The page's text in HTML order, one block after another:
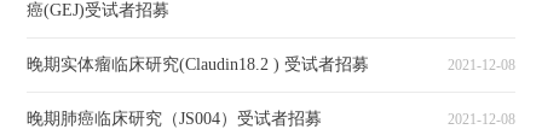
癌(GEJ)受试者招募
晚期实体瘤临床研究(Claudin18.2 ) 受试者招募 2021-12-08
晚期肺癌临床研究（JS004）受试者招募 2021-12-08